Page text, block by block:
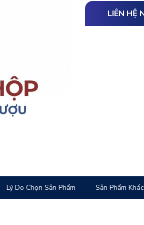
LIÊN HỆ
Lý Do Chọn Sản Phẩm Sản Phẩm Khác